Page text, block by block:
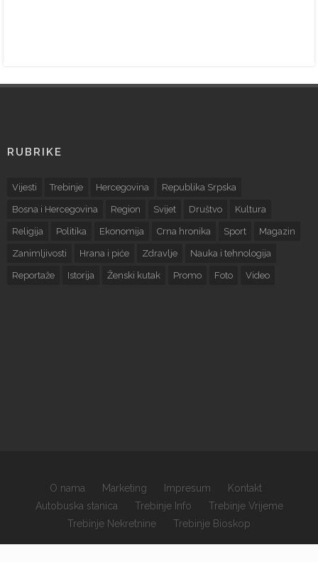
×
RUBRIKE
Vijesti Trebinje Hercegovina Republika Srpska
Bosna i Hercegovina Region Svijet Društvo Kultura
Religija Politika Ekonomija Crna hronika Sport Magazin
Zanimljivosti Hrana i piće Zdravlje Nauka i tehnologija
Reportaže Istorija Ženski kutak Promo Foto Video
O nama Marketing Impresum
Kontakt
Autobuska stanica
Trebinje Info
Trebinje Vrijeme
Trebinje Nekretnine
Trebinje Bioskop